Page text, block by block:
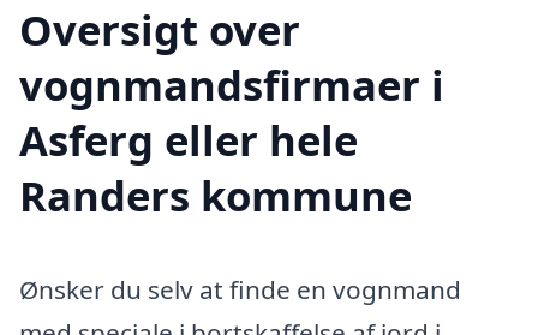
Oversigt over
vognmandsfirmaer i
Asferg eller hele
Randers kommune
Ønsker du selv at finde en vognmand